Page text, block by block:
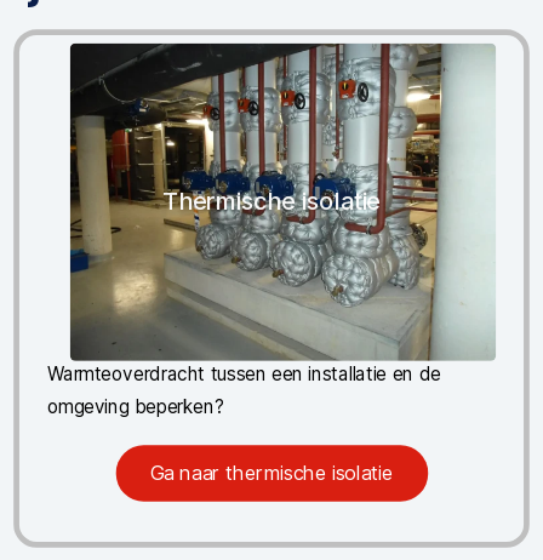
Thermische isolatie
Warmteoverdracht tussen een installatie en de
omgeving beperken?
Ga naar thermische isolatie